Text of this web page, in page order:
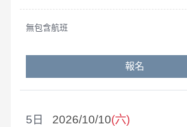
無包含航班
報名
2026/10/10(六)
5